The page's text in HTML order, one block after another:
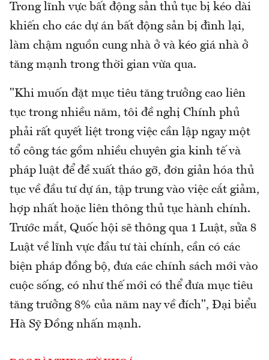
Trong lĩnh vực bất động sản thủ tục bị kéo dài
khiến cho các dự án bất động sản bị đình lại,
làm chậm nguồn cung nhà ở và kéo giá nhà ở
tăng mạnh trong thời gian vừa qua.
"Khi muốn đặt mục tiêu tăng trưởng cao liên
tục trong nhiều năm, tôi đề nghị Chính phủ
phải rất quyết liệt trong việc cần lập ngay một
tổ công tác gồm nhiều chuyên gia kinh tế và
pháp luật để đề xuất tháo gỡ, đơn giản hóa thủ
tục về đầu tư dự án, tập trung vào việc cắt giảm,
hợp nhất hoặc liên thông thủ tục hành chính.
Trước mắt, Quốc hội sẽ thông qua 1 Luật, sửa 8
Luật về lĩnh vực đầu tư tài chính, cần có các
biện pháp đồng bộ, đưa các chính sách mới vào
cuộc sống, có như thế mới có thể đưa mục tiêu
tăng trưởng 8% của năm nay về đích", Đại biểu
Hà Sỹ Đồng nhấn mạnh.